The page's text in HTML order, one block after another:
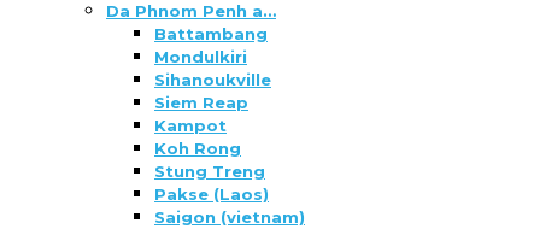
Da Phnom Penh a…
Battambang
Mondulkiri
Sihanoukville
Siem Reap
Kampot
Koh Rong
Stung Treng
Pakse (Laos)
Saigon (vietnam)